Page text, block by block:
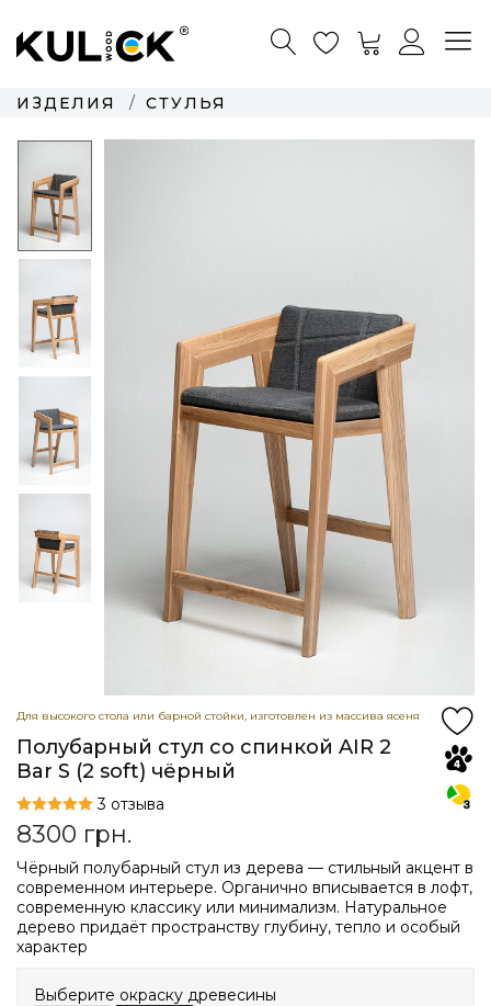
ИЗДЕЛИЯ СТУЛЬЯ
Для высокого стола или барной стойки, изготовлен из массива ясеня
Полубарный стул со спинкой AIR 2
Bar S (2 soft) чёрный
3 отзыва
8300 грн.
Чёрный полубарный стул из дерева — стильный акцент в
современном интерьере. Органично вписывается в лофт,
современную классику или минимализм. Натуральное
дерево придаёт пространству глубину, тепло и особый
характер
Выберите окраску древесины